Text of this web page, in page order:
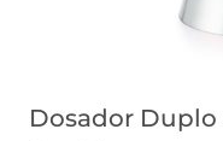
Dosador Duplo